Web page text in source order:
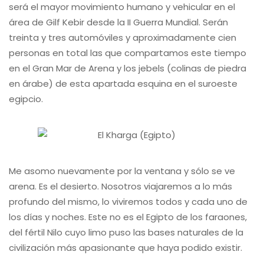
será el mayor movimiento humano y vehicular en el
área de Gilf Kebir desde la II Guerra Mundial. Serán
treinta y tres automóviles y aproximadamente cien
personas en total las que compartamos este tiempo
en el Gran Mar de Arena y los jebels (colinas de piedra
en árabe) de esta apartada esquina en el suroeste
egipcio.
Me asomo nuevamente por la ventana y sólo se ve
arena. Es el desierto. Nosotros viajaremos a lo más
profundo del mismo, lo viviremos todos y cada uno de
los días y noches. Este no es el Egipto de los faraones,
del fértil Nilo cuyo limo puso las bases naturales de la
civilización más apasionante que haya podido existir.